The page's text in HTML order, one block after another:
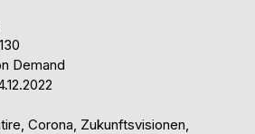
Demand
Corona, Zukunftsvisionen,